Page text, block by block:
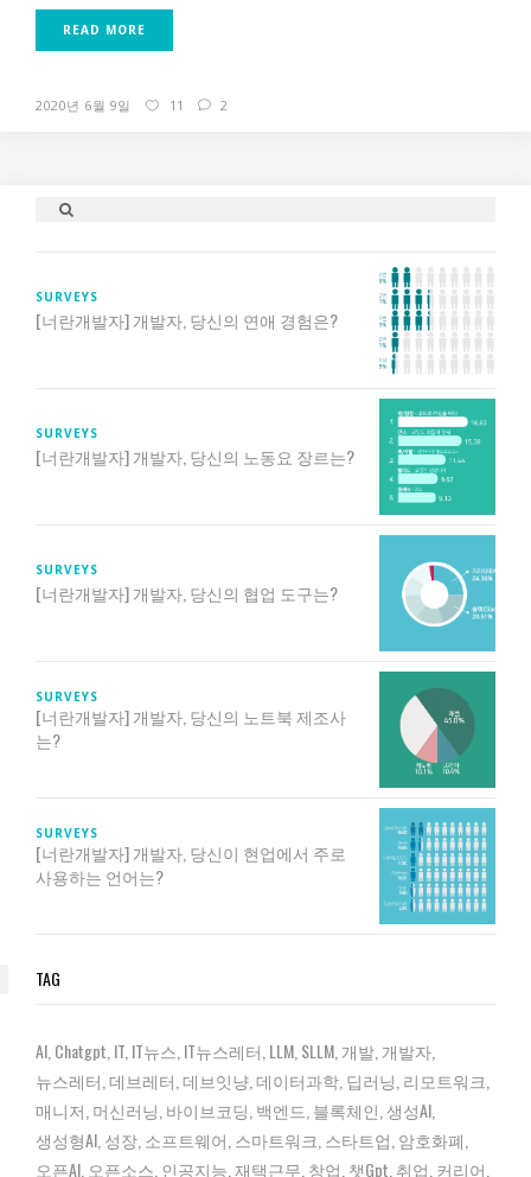
READ MORE
2020년 6월 9일 11 2
SURVEYS
[너란개발자] 개발자, 당신의 연애 경험은?
SURVEYS
[너란개발자] 개발자, 당신의 노동요 장르는?
SURVEYS
[너란개발자] 개발자, 당신의 협업 도구는?
SURVEYS
[너란개발자] 개발자, 당신의 노트북 제조사
는?
SURVEYS
[너란개발자] 개발자, 당신이 현업에서 주로
사용하는 언어는?
TAG
AI Chatgpt IT IT뉴스 IT뉴스레터 LLM SLLM 개발 개발자
뉴스레터 데브레터 데브잇냥 데이터과학 딥러닝 리모트워크
매니저 머신러닝 바이브코딩 백엔드 블록체인 생성AI
생성형AI 성장 소프트웨어 스마트워크 스타트업 암호화폐
오픈AI 오픈소스 인공지능 재택근무 창업 챗gpt 취업 커리어